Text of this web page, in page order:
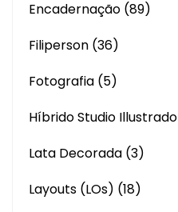
Encadernação (89)
Filiperson (36)
Fotografia (5)
Híbrido Studio Illustrado
Lata Decorada (3)
Layouts (LOs) (18)